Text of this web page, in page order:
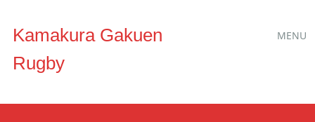
Kamakura Gakuen
Rugby
Skip to contentMENU